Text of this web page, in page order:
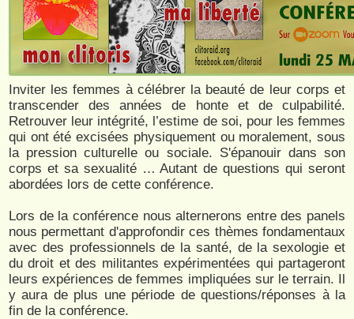
Inviter les femmes à célébrer la beauté de leur corps et
transcender des années de honte et de culpabilité.
Retrouver leur intégrité, l’estime de soi, pour les femmes
qui ont été excisées physiquement ou moralement, sous
la pression culturelle ou sociale. S'épanouir dans son
corps et sa sexualité … Autant de questions qui seront
abordées lors de cette conférence.
Lors de la conférence nous alternerons entre des panels
nous permettant d'approfondir ces thèmes fondamentaux
avec des professionnels de la santé, de la sexologie et
du droit et des militantes expérimentées qui partageront
leurs expériences de femmes impliquées sur le terrain. Il
y aura de plus une période de questions/réponses à la
fin de la conférence.